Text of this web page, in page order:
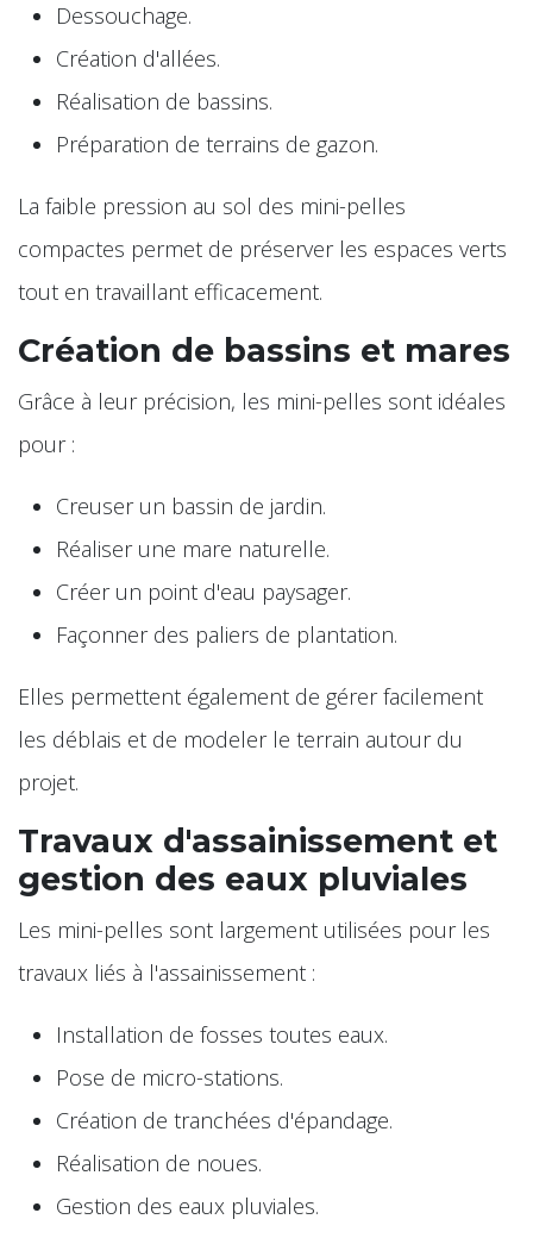
Dessouchage.
Création d'allées.
Réalisation de bassins.
Préparation de terrains de gazon.
La faible pression au sol des mini-pelles
compactes permet de préserver les espaces verts
tout en travaillant efficacement.
Création de bassins et mares
Grâce à leur précision, les mini-pelles sont idéales
pour :
Creuser un bassin de jardin.
Réaliser une mare naturelle.
Créer un point d'eau paysager.
Façonner des paliers de plantation.
Elles permettent également de gérer facilement
les déblais et de modeler le terrain autour du
projet.
Travaux d'assainissement et
gestion des eaux pluviales
Les mini-pelles sont largement utilisées pour les
travaux liés à l'assainissement :
Installation de fosses toutes eaux.
Pose de micro-stations.
Création de tranchées d'épandage.
Réalisation de noues.
Gestion des eaux pluviales.